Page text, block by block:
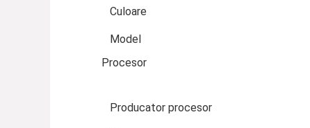
Culoare
Model
Procesor
Producator procesor